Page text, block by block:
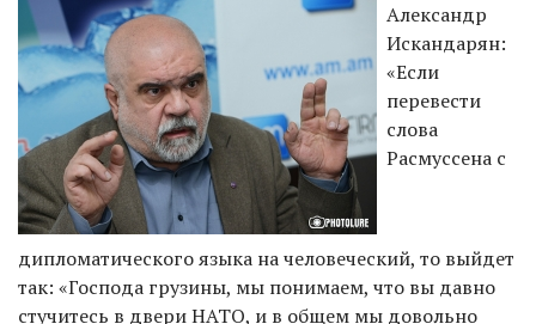
Александр
Искандарян:
«Если
перевести
слова
Расмуссена с
дипломатического языка на человеческий, то выйдет
так: «Господа грузины, мы понимаем, что вы давно
стучитесь в двери НАТО, и в общем мы довольно